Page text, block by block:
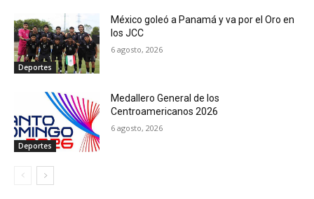
Deportes
México goleó a Panamá y va por el Oro en
los JCC
6 agosto, 2026
Deportes
Medallero General de los
Centroamericanos 2026
6 agosto, 2026